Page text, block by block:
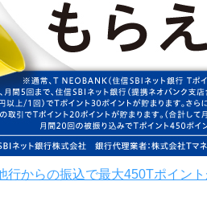
行からの振込で最大450Tポイン